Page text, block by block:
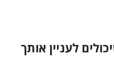
לעניין אותך